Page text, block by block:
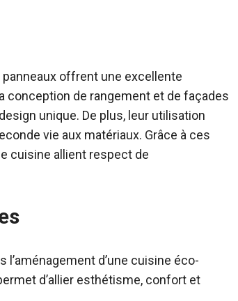
offrent une excellente
conception de rangement et de façades
unique. De plus, leur utilisation
vie aux matériaux. Grâce à ces
cuisine allient respect de
d’une cuisine éco-
d’allier esthétisme, confort et